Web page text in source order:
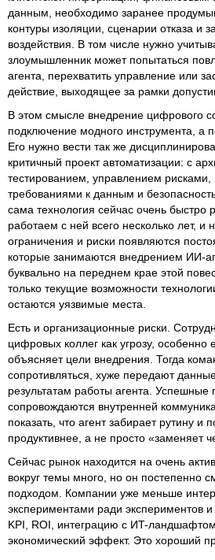
данным, необходимо заранее
контуры изоляции, сценарии отказа и
воздействия. В том числе нужно
злоумышленник может попытаться
агента, перехватить управление или
действие, выходящее за рамки
В этом смысле внедрение цифрового
подключение модного инструмента, а
Его нужно вести так же
критичный проект автоматизации: с
тестированием, управлением рисками,
требованиями к данным и
сама технология сейчас очень быстро
работаем с ней всего несколько лет, и
ограничения и риски появляются
которые занимаются внедрением ИИ-
буквально на переднем крае этой
только текущие возможности
остаются уязвимые места.
Есть и организационные риски.
цифровых коллег как угрозу, особенно
объясняет цели внедрения. Тогда
сопротивляться, хуже передают
результатам работы агента. Успешные
сопровождаются внутренней
показать, что агент забирает рутину и
продуктивнее, а не просто «заменяет
Сейчас рынок находится на очень
вокруг темы много, но он постепенно
подходом. Компании уже меньше
экспериментами ради экспериментов
KPI, ROI, интеграцию с ИT-
экономический эффект. Это хороший